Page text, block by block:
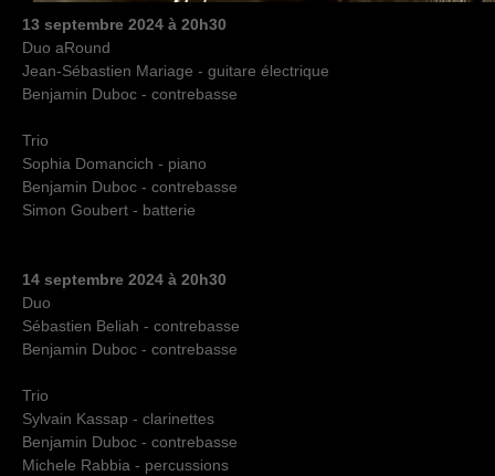
13 septembre 2024 à 20h30
Duo aRound
Jean-Sébastien Mariage - guitare électrique
Benjamin Duboc - contrebasse
Trio
Sophia Domancich - piano
Benjamin Duboc - contrebasse
Simon Goubert - batterie
14 septembre 2024 à 20h30
Duo
Sébastien Beliah - contrebasse
Benjamin Duboc - contrebasse
Trio
Sylvain Kassap - clarinettes
Benjamin Duboc - contrebasse
Michele Rabbia - percussions